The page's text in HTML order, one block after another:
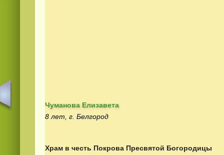
Чуманова Елизавета
8 лет, г. Белгород
Храм в честь Покрова Пресвятой Богородицы